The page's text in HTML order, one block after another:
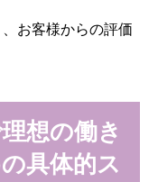
お客様からの評価
想の働き
具体的ス